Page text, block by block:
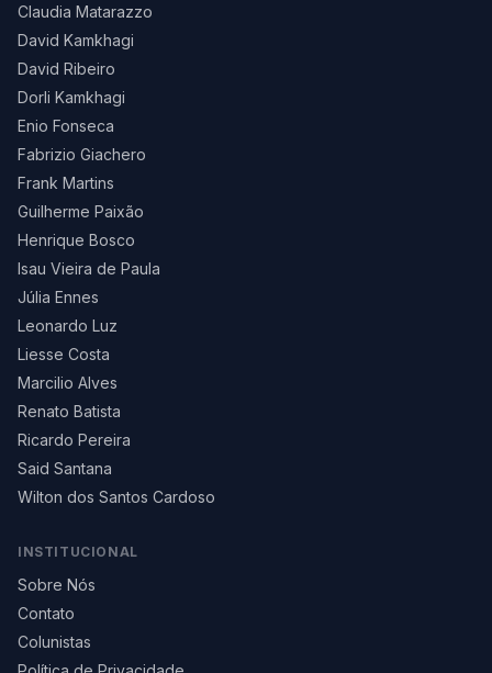
Claudia Matarazzo
David Kamkhagi
David Ribeiro
Dorli Kamkhagi
Enio Fonseca
Fabrizio Giachero
Frank Martins
Guilherme Paixão
Henrique Bosco
Isau Vieira de Paula
Júlia Ennes
Leonardo Luz
Liesse Costa
Marcilio Alves
Renato Batista
Ricardo Pereira
Said Santana
Wilton dos Santos Cardoso
INSTITUCIONAL
Sobre Nós
Contato
Colunistas